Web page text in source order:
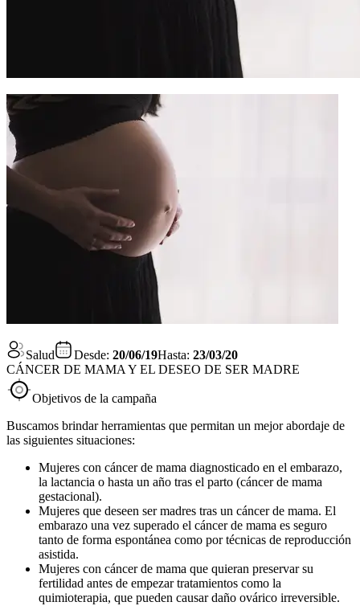
Salud Desde: 20/06/19Hasta: 23/03/20
CÁNCER DE MAMA Y EL DESEO DE SER MADRE
Objetivos de la campaña
Buscamos brindar herramientas que permitan un mejor abordaje de
las siguientes situaciones:
Mujeres con cáncer de mama diagnosticado en el embarazo,
la lactancia o hasta un año tras el parto (cáncer de mama
gestacional).
Mujeres que deseen ser madres tras un cáncer de mama. El
embarazo una vez superado el cáncer de mama es seguro
tanto de forma espontánea como por técnicas de reproducción
asistida.
Mujeres con cáncer de mama que quieran preservar su
fertilidad antes de empezar tratamientos como la
quimioterapia, que pueden causar daño ovárico irreversible.